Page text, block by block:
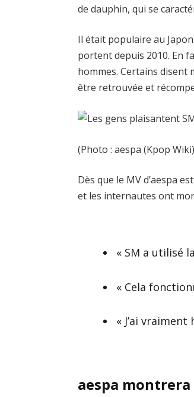
de dauphin, qui se
Il était populaire au
portent depuis 2010. En
hommes. Certains disent
être retrouvée et
(Photo : aespa (Kpop
Dès que le MV d’aespa
et les internautes ont
« SM a utilisé
« Cela
« J’ai vraiment
aespa